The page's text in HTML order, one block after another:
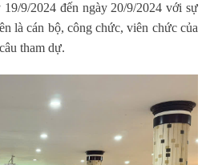
9/2024 đến ngày 20/9/2024 với sự
là cán bộ, công chức, viên chức của
tham dự.